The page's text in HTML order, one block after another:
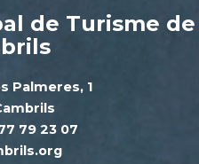
de Turisme de
Palmeres, 1
79 23 07